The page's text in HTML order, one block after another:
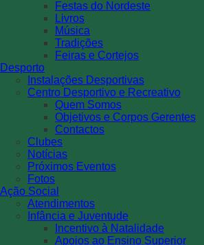
Festas do Nordeste
Livros
Música
Tradições
Feiras e Cortejos
Desporto
Instalações Desportivas
Centro Desportivo e Recreativo
Quem Somos
Objetivos e Corpos Gerentes
Contactos
Clubes
Notícias
Próximos Eventos
Fotos
Ação Social
Atendimentos
Infância e Juventude
Incentivo à Natalidade
Apoios ao Ensino Superior